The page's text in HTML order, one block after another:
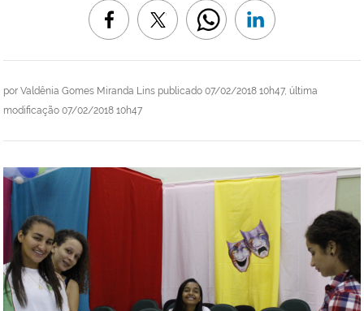
por Valdênia Gomes Miranda Lins publicado 07/02/2018 10h47, última
modificação 07/02/2018 10h47